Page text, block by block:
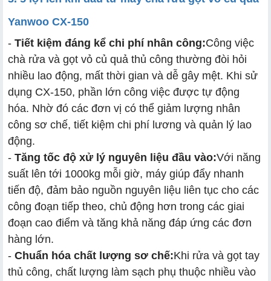
Yanwoo CX-150
- Tiết kiệm đáng kể chi phí nhân công:Công việc
chà rửa và gọt vỏ củ quả thủ công thường đòi hỏi
nhiều lao động, mất thời gian và dễ gây mệt. Khi sử
dụng CX-150, phần lớn công việc được tự động
hóa. Nhờ đó các đơn vị có thể giảm lượng nhân
công sơ chế, tiết kiệm chi phí lương và quản lý lao
động.
- Tăng tốc độ xử lý nguyên liệu đầu vào:Với năng
suất lên tới 1000kg mỗi giờ, máy giúp đẩy nhanh
tiến độ, đảm bảo nguồn nguyên liệu liên tục cho các
công đoạn tiếp theo, chủ động hơn trong các giai
đoạn cao điểm và tăng khả năng đáp ứng các đơn
hàng lớn.
- Chuẩn hóa chất lượng sơ chế:Khi rửa và gọt tay
thủ công, chất lượng làm sạch phụ thuộc nhiều vào